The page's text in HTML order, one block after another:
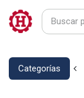
Categorías